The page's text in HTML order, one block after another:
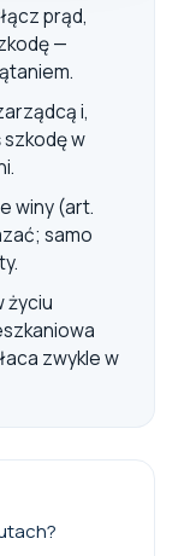
prąd,
—
i,
szkodę w
winy (art.
samo
życiu
zwykle w